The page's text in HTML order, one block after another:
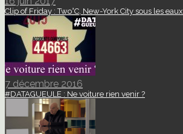
Clip of Friday : Two°C, New-York City sous les eaux.
7 décembre 2016
#DATAGUEULE : Ne voiture rien venir ?